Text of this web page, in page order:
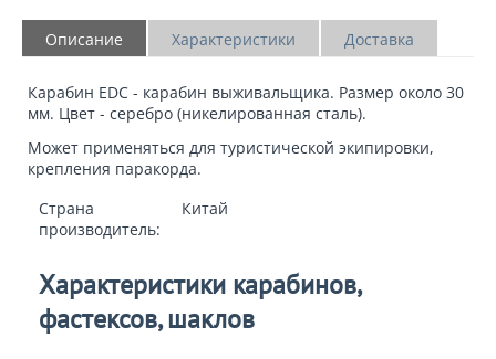
Описание Характеристики Доставка
Карабин EDC - карабин выживальщика. Размер около 30
мм. Цвет - серебро (никелированная сталь).
Может применяться для туристической экипировки,
крепления паракорда.
Страна
производитель:
Китай
Характеристики карабинов,
фастексов, шаклов